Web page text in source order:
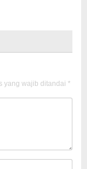
yang wajib ditandai *